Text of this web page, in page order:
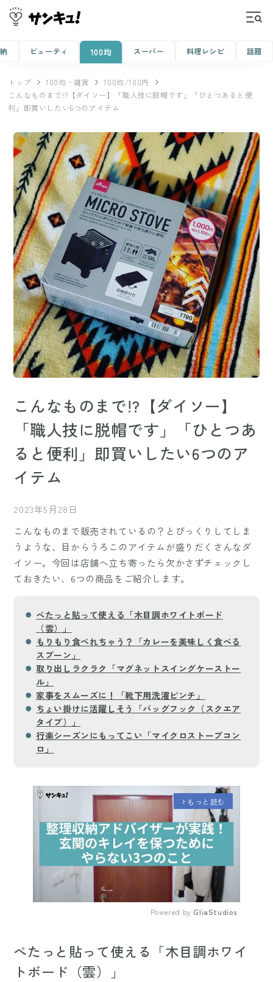
ビューティ 100均 スーパー 料理レシピ 話題
トップ 100均・雑貨
100均/100円
こんなものまで!?【ダイソー】「職人技に脱帽です」「ひとつあると便
利」即買いしたい6つのアイテム
こんなものまで!?【ダイソー】
「職人技に脱帽です」「ひとつあ
ると便利」即買いしたい6つのア
イテム
2023年5月28日
こんなものまで販売されているの？とびっくりしてしま
うような、目からうろこのアイテムが盛りだくさんなダ
イソー。今回は店舗へ立ち寄ったら欠かさずチェックし
ておきたい、6つの商品をご紹介します。
ぺたっと貼って使える「木目調ホワイトボード
（雲）」
もりもり食べれちゃう？「カレーを美味しく食べる
スプーン」
取り出しラクラク「マグネットスイングケーストー
ル」
家事をスムーズに！「靴下用洗濯ピンチ」
ちょい掛けに活躍しそう「バッグフック（スクエア
タイプ）」
行楽シーズンにもってこい「マイクロストーブコン
ロ」
arrow_forward_ios もっと読む
Powered by GliaStudios
ぺたっと貼って使える「木目調ホワイ
トボード（雲）」